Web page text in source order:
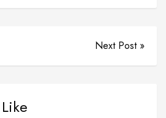
Next Post »